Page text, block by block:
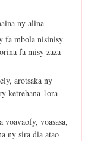
ny alina
fa mbola nisinisy
fa misy zaza
arotsaka ny
ketrehana 1ora
voasasa,
ny sira dia atao